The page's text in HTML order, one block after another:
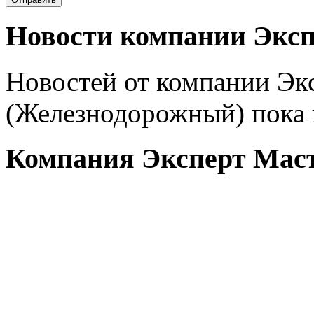
Новости компании
Новостей от компании
(Железнодорожный) пока
Компания Эксперт